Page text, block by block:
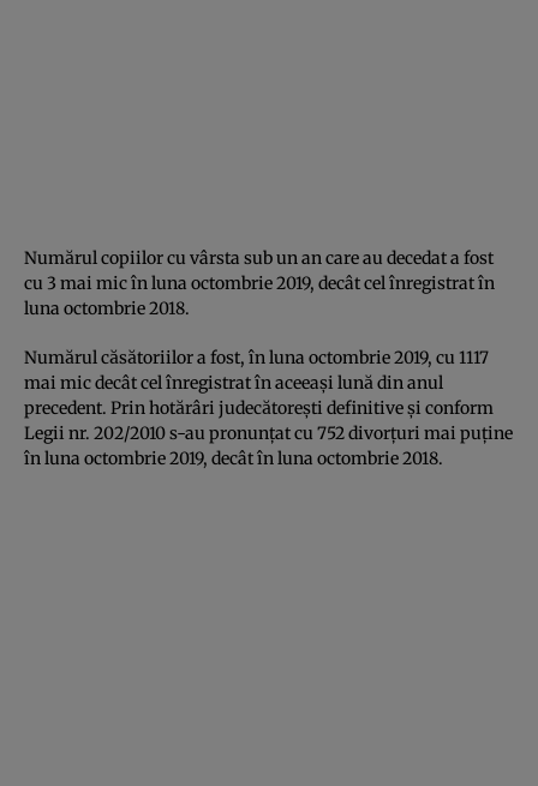
Numărul copiilor cu vârsta sub un an care au decedat a fost
cu 3 mai mic în luna octombrie 2019, decât cel înregistrat în
luna octombrie 2018.
Numărul căsătoriilor a fost, în luna octombrie 2019, cu 1117
mai mic decât cel înregistrat în aceeaşi lună din anul
precedent. Prin hotărâri judecătoreşti definitive şi conform
Legii nr. 202/2010 s-au pronunţat cu 752 divorţuri mai puţine
în luna octombrie 2019, decât în luna octombrie 2018.